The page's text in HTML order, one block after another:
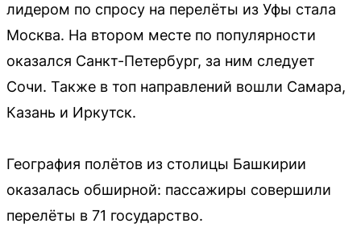
лидером по спросу на перелёты из Уфы стала
Москва. На втором месте по популярности
оказался Санкт-Петербург, за ним следует
Сочи. Также в топ направлений вошли Самара,
Казань и Иркутск.
География полётов из столицы Башкирии
оказалась обширной: пассажиры совершили
перелёты в 71 государство.